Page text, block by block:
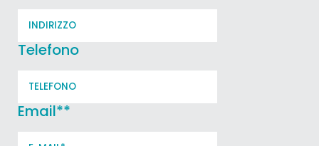
Telefono
Email**